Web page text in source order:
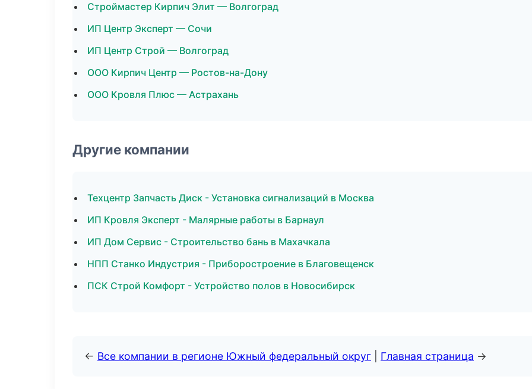
Строймастер Кирпич Элит — Волгоград
ИП Центр Эксперт — Сочи
ИП Центр Строй — Волгоград
ООО Кирпич Центр — Ростов-на-Дону
ООО Кровля Плюс — Астрахань
Другие компании
Техцентр Запчасть Диск - Установка сигнализаций в Москва
ИП Кровля Эксперт - Малярные работы в Барнаул
ИП Дом Сервис - Строительство бань в Махачкала
НПП Станко Индустрия - Приборостроение в Благовещенск
ПСК Строй Комфорт - Устройство полов в Новосибирск
← Все компании в регионе Южный федеральный округ Главная страница →